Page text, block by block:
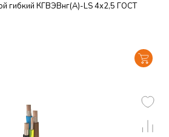
гибкий КГВЭВнг(А)-LS 4х2,5 ГОСТ